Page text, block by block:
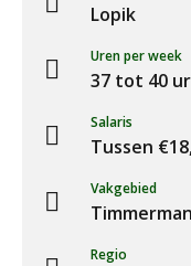
Lopik
Uren per week
37 tot 40
Salaris
Tussen
Vakgebied
Timmerman
Regio